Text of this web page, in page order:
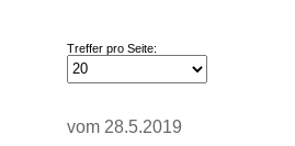
Treffer pro Seite:
vom 28.5.2019